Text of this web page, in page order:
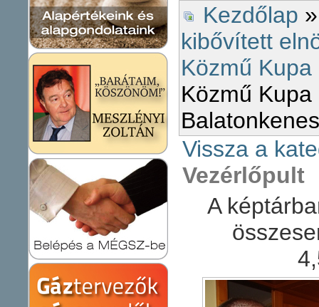
Kezdőlap
kibővített
Közmű
Közmű Kupa
Vissza a
Vezérlőpult
A